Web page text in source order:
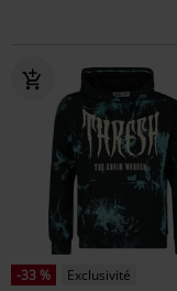
-33 %
Exclusivité